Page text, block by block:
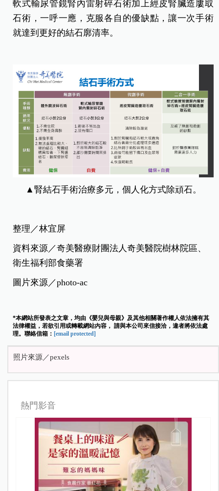
軟式輸尿管鏡腎內雷射碎石術加上經皮腎臟造廔取
石術，一呼一應，克服各自的優缺點，讓一次手術
就達到更好的結石廓清率。
▲腎結石手術治療多元，個人化方式除頑石。
整理／林宜屏
資料來源／奇美醫療財團法人奇美醫院樹林院區、
衛生福利部食藥署
圖片來源／photo-ac
*本網站所發表之文章，均由《嬰兒與母親》及其他相關著作權人依法擁有其
法律權益，若欲引用或轉載網站內容， 請與本公司來信接洽，違者將依法處
理。聯絡信箱： [email protected]
照片來源／pexels
熱門影音